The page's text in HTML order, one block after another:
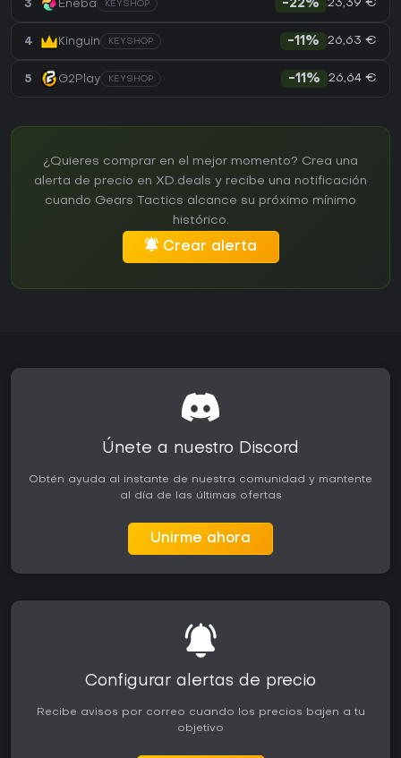
3 Eneba KEYSHOP -22% 23,39 €
4 Kinguin KEYSHOP -11% 26,63 €
5 G2Play KEYSHOP -11% 26,64 €
¿Quieres comprar en el mejor momento? Crea una
alerta de precio en XD.deals y recibe una notificación
cuando Gears Tactics alcance su próximo mínimo
histórico.
Crear alerta
Únete a nuestro Discord
Obtén ayuda al instante de nuestra comunidad y mantente
al día de las últimas ofertas
Unirme ahora
Configurar alertas de precio
Recibe avisos por correo cuando los precios bajen a tu
objetivo